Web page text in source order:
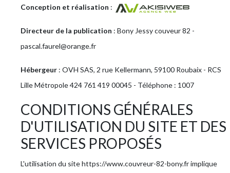
Conception et réalisation :
Directeur de la publication : Bony Jessy couveur 82 -
pascal.faurel@orange.fr
Hébergeur : OVH SAS, 2 rue Kellermann, 59100 Roubaix - RCS
Lille Métropole 424 761 419 00045 - Téléphone : 1007
CONDITIONS GÉNÉRALES
D'UTILISATION DU SITE ET DES
SERVICES PROPOSÉS
L'utilisation du site https://www.couvreur-82-bony.fr implique